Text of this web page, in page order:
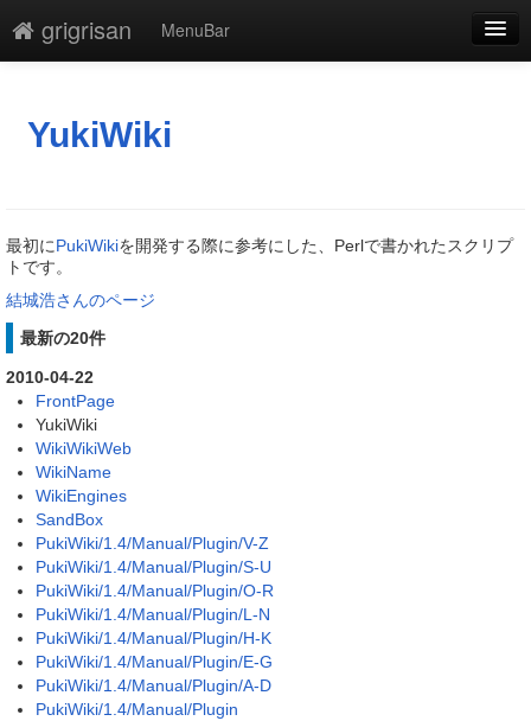
grigrisan
MenuBar
添付
最終更新
一覧
YukiWiki
最初にPukiWikiを開発する際に参考にした、Perlで書かれたスクリプ
トです。
結城浩さんのページ
最新の20件
2010-04-22
FrontPage
YukiWiki
WikiWikiWeb
WikiName
WikiEngines
SandBox
PukiWiki/1.4/Manual/Plugin/V-Z
PukiWiki/1.4/Manual/Plugin/S-U
PukiWiki/1.4/Manual/Plugin/O-R
PukiWiki/1.4/Manual/Plugin/L-N
PukiWiki/1.4/Manual/Plugin/H-K
PukiWiki/1.4/Manual/Plugin/E-G
PukiWiki/1.4/Manual/Plugin/A-D
PukiWiki/1.4/Manual/Plugin